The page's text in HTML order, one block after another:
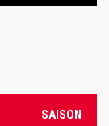
SAISON